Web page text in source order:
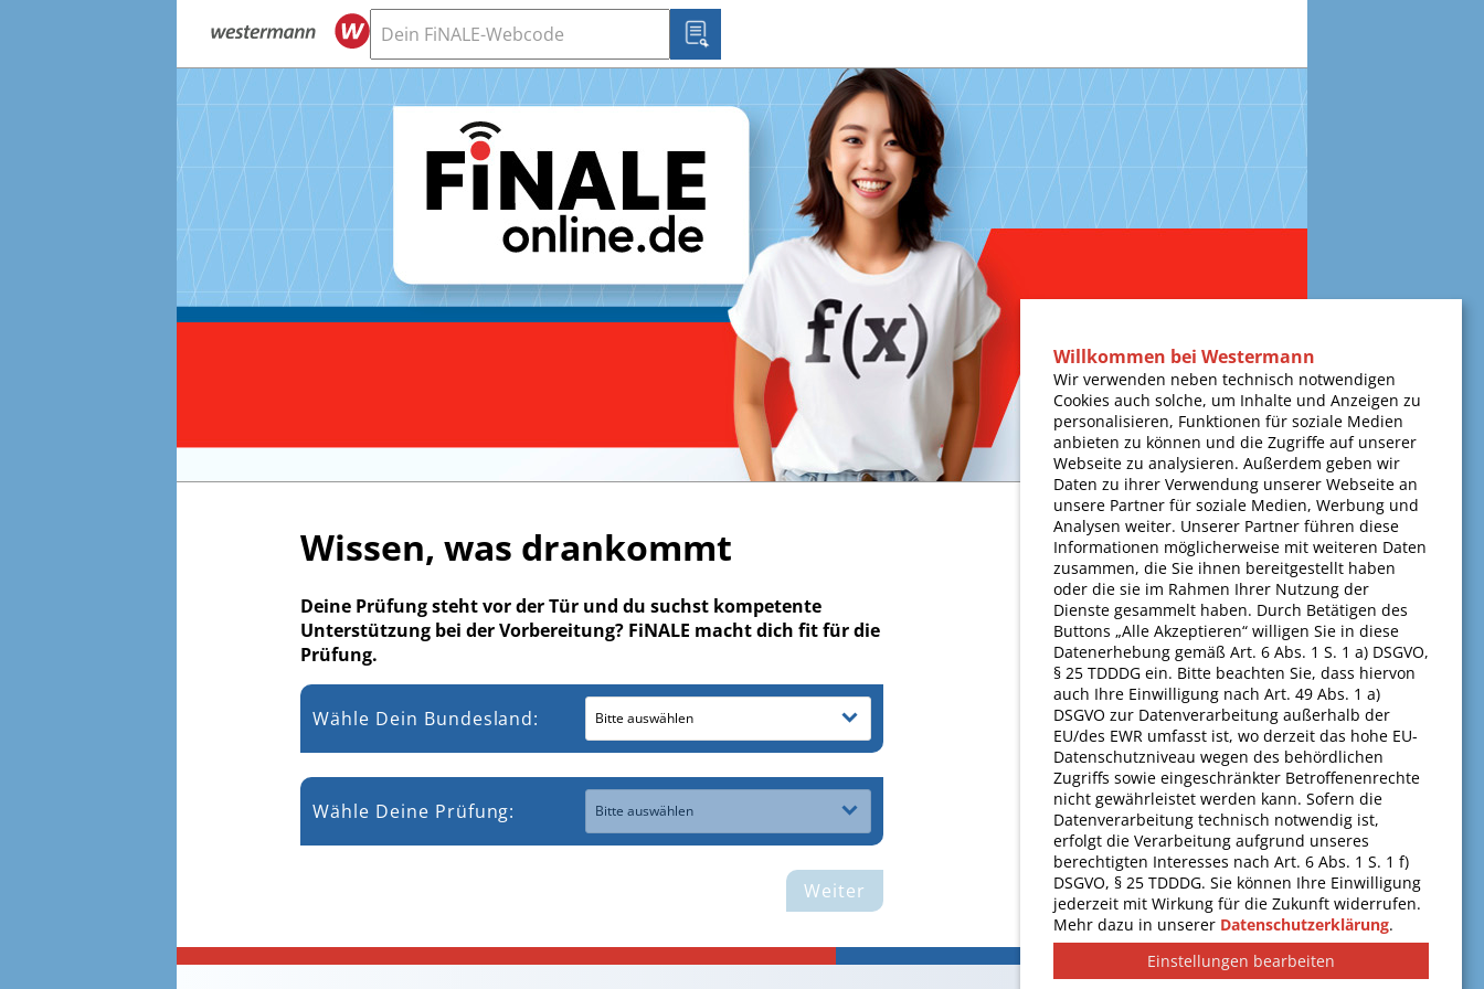
Wissen, was drankommt
Deine Prüfung steht vor der Tür und du suchst kompetente
Unterstützung bei der Vorbereitung? FiNALE macht dich fit für die
Prüfung.
Wähle Dein Bundesland: Bitte auswählen
Wähle Deine Prüfung: Bitte auswählen
Willkommen bei Westermann
Wir verwenden neben technisch notwendigen
Cookies auch solche, um Inhalte und Anzeigen zu
personalisieren, Funktionen für soziale Medien
anbieten zu können und die Zugriffe auf unserer
Webseite zu analysieren. Außerdem geben wir
Daten zu ihrer Verwendung unserer Webseite an
unsere Partner für soziale Medien, Werbung und
Analysen weiter. Unserer Partner führen diese
Informationen möglicherweise mit weiteren Daten
zusammen, die Sie ihnen bereitgestellt haben
oder die sie im Rahmen Ihrer Nutzung der
Dienste gesammelt haben. Durch Betätigen des
Buttons „Alle Akzeptieren“ willigen Sie in diese
Datenerhebung gemäß Art. 6 Abs. 1 S. 1 a) DSGVO,
§ 25 TDDDG ein. Bitte beachten Sie, dass hiervon
auch Ihre Einwilligung nach Art. 49 Abs. 1 a)
DSGVO zur Datenverarbeitung außerhalb der
EU/des EWR umfasst ist, wo derzeit das hohe EU-
Datenschutzniveau wegen des behördlichen
Zugriffs sowie eingeschränkter Betroffenenrechte
nicht gewährleistet werden kann. Sofern die
Datenverarbeitung technisch notwendig ist,
erfolgt die Verarbeitung aufgrund unseres
berechtigten Interesses nach Art. 6 Abs. 1 S. 1 f)
DSGVO, § 25 TDDDG. Sie können Ihre Einwilligung
jederzeit mit Wirkung für die Zukunft widerrufen.
Mehr dazu in unserer Datenschutzerklärung.
Einstellungen bearbeiten